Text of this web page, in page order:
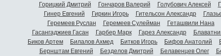
Горицкий Дмитрий
Гончаров Валерий Голубович Алексей
Гинер Евгений
Гиркин Игорь Гительсон Александр
Геремеев Руслан
Геремеев Сулейман
Геташвили Нана
Гасангаджиев Гасан
Гарбер Марк Гарез Александр
Биков Артем
Билалов Ахмед Битков Игорь Бифов Анатолий
Бернштам Евгений
Безделов Дмитрий Белавенцев Олег